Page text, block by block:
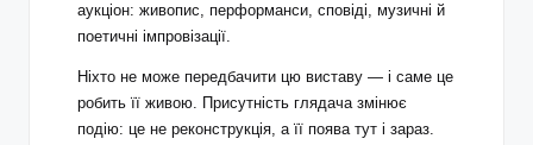
аукціон: живопис, перформанси, сповіді, музичні й
поетичні імпровізації.
Ніхто не може передбачити цю виставу — і саме це
робить її живою. Присутність глядача змінює
подію: це не реконструкція, а її поява тут і зараз.